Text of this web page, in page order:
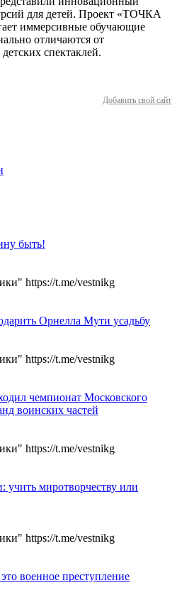
для детей. Проект «ТОЧКА
иммерсивные обучающие
отличаются от
спектаклей.
Добавить свой сайт
быть!
https://t.me/vestnikg
Орнелла Мути усадьбу
https://t.me/vestnikg
чемпионат Московского
воинских частей
https://t.me/vestnikg
миротворчеству или
https://t.me/vestnikg
военное преступление